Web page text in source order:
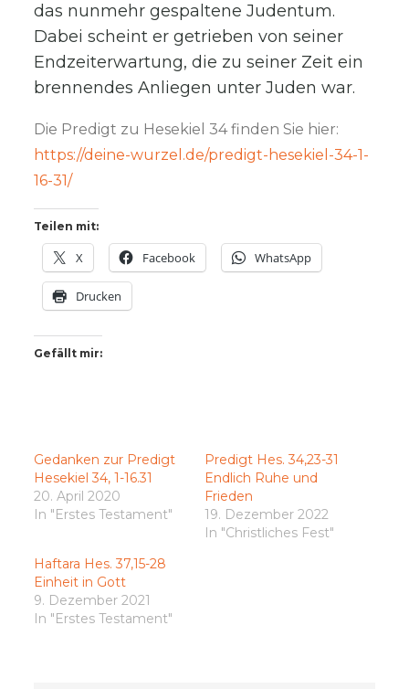
das nunmehr gespaltene Judentum.
Dabei scheint er getrieben von seiner
Endzeiterwartung, die zu seiner Zeit ein
brennendes Anliegen unter Juden war.
Die Predigt zu Hesekiel 34 finden Sie hier:
https://deine-wurzel.de/predigt-hesekiel-34-1-
16-31/
Teilen mit:
X Facebook WhatsApp
Drucken
Gefällt mir:
Gedanken zur Predigt
Hesekiel 34, 1-16.31
20. April 2020
In "Erstes Testament"
Predigt Hes. 34,23-31
Endlich Ruhe und
Frieden
19. Dezember 2022
In "Christliches Fest"
Haftara Hes. 37,15-28
Einheit in Gott
9. Dezember 2021
In "Erstes Testament"